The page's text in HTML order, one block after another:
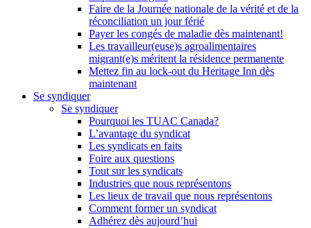
Faire de la Journée nationale de la vérité et de la
réconciliation un jour férié
Payer les congés de maladie dès maintenant!
Les travailleur(euse)s agroalimentaires
migrant(e)s méritent la résidence permanente
Mettez fin au lock-out du Heritage Inn dès
maintenant
Se syndiquer
Se syndiquer
Pourquoi les TUAC Canada?
L’avantage du syndicat
Les syndicats en faits
Foire aux questions
Tout sur les syndicats
Industries que nous représentons
Les lieux de travail que nous représentons
Comment former un syndicat
Adhérez dès aujourd’hui